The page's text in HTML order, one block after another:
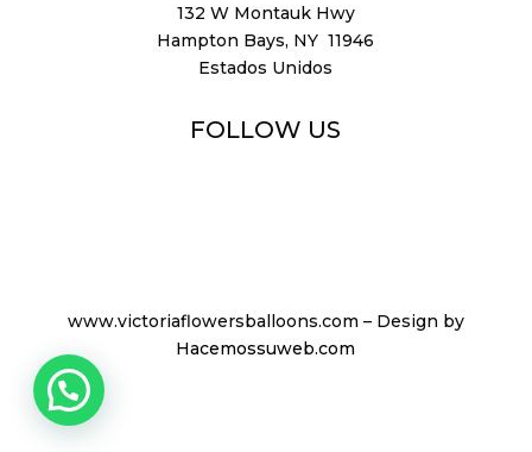
132 W Montauk Hwy
Hampton Bays, NY 11946
Estados Unidos
FOLLOW US
www.victoriaflowersballoons.com – Design by
Hacemossuweb.com